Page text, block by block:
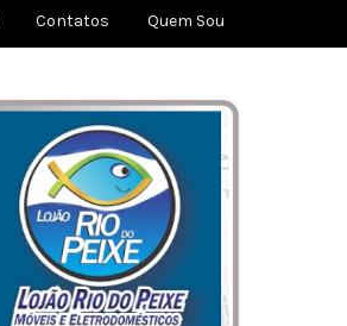
Contatos Quem Sou